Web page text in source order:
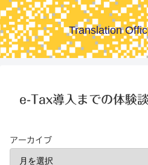
Translation
e-Tax導入までの体験談
アーカイブ